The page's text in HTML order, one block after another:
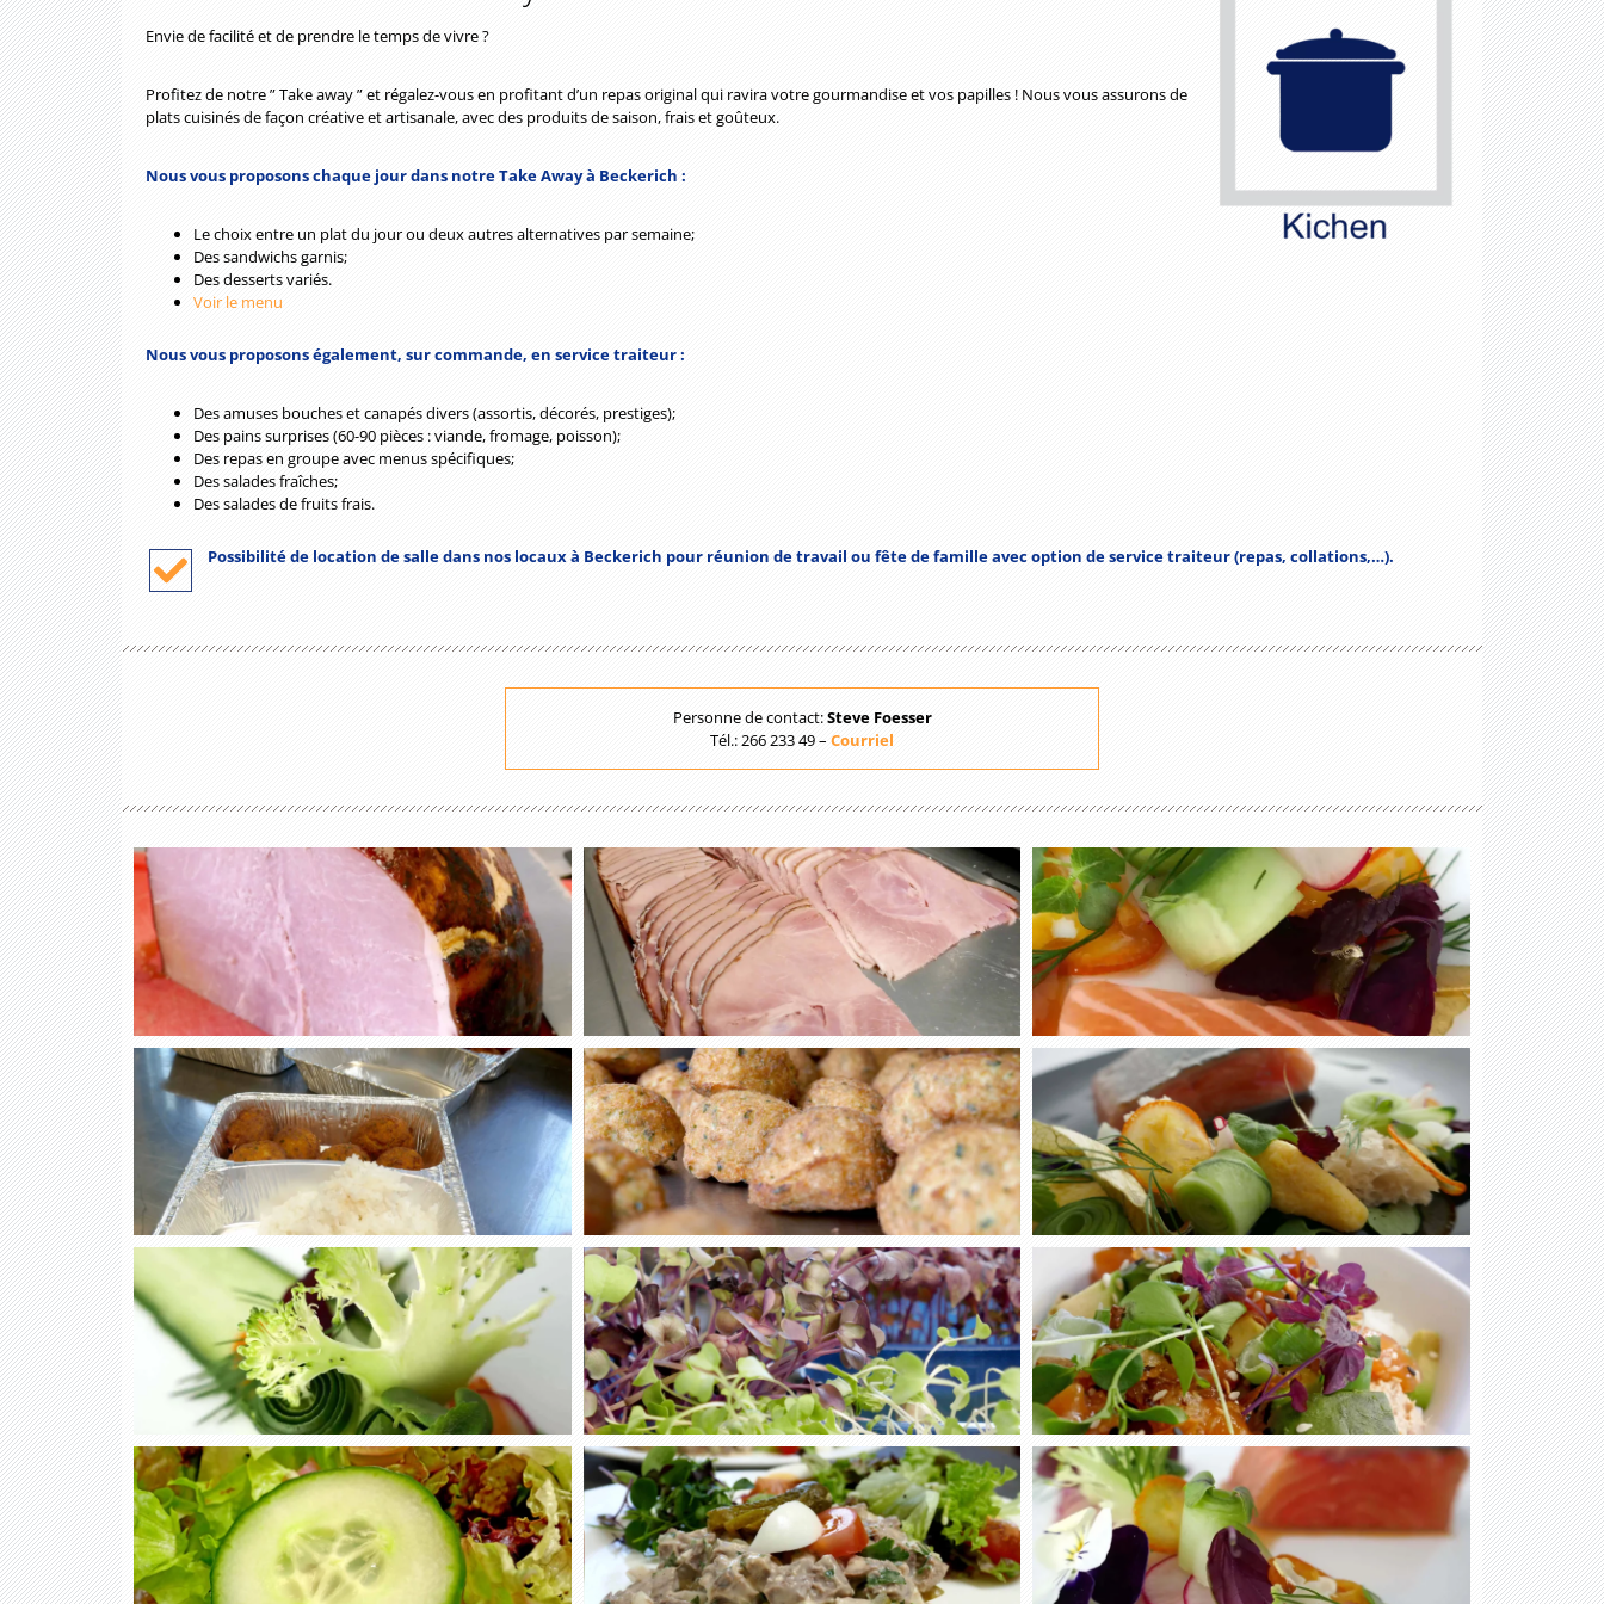
Envie de facilité et de prendre le temps de vivre ?
Profitez de notre ” Take away ” et régalez-vous en profitant d’un repas original qui ravira votre gourmandise et vos papilles ! Nous vous assurons de
plats cuisinés de façon créative et artisanale, avec des produits de saison, frais et goûteux.
Nous vous proposons chaque jour dans notre Take Away à Beckerich :
Le choix entre un plat du jour ou deux autres alternatives par semaine;
Des sandwichs garnis;
Des desserts variés.
Voir le menu
Nous vous proposons également, sur commande, en service traiteur :
Des amuses bouches et canapés divers (assortis, décorés, prestiges);
Des pains surprises (60-90 pièces : viande, fromage, poisson);
Des repas en groupe avec menus spécifiques;
Des salades fraîches;
Des salades de fruits frais.
Possibilité de location de salle dans nos locaux à Beckerich pour réunion de travail ou fête de famille avec option de service traiteur (repas, collations,…).
Personne de contact:Steve Foesser
Tél.: 266 233 49 – Courriel